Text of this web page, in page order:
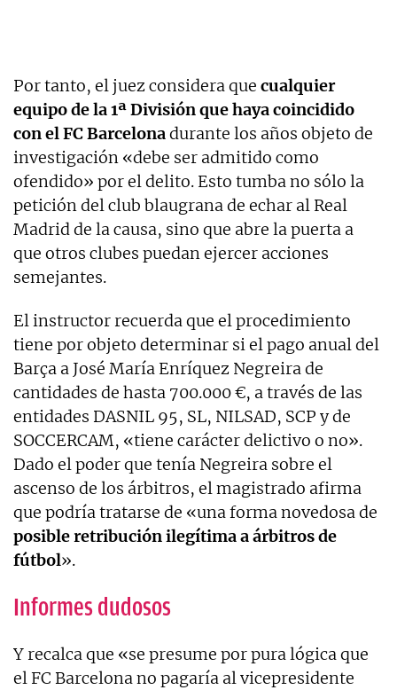
Por tanto, el juez considera que cualquier
equipo de la 1ª División que haya coincidido
con el FC Barcelonadurante los años objeto de
investigación «debe ser admitido como
ofendido» por el delito. Esto tumba no sólo la
petición del club blaugrana de echar al Real
Madrid de la causa, sino que abre la puerta a
que otros clubes puedan ejercer acciones
semejantes.
El instructor recuerda que el procedimiento
tiene por objeto determinar si el pago anual del
Barça a José María Enríquez Negreira de
cantidades de hasta 700.000 €, a través de las
entidades DASNIL 95, SL, NILSAD, SCP y de
SOCCERCAM, «tiene carácter delictivo o no».
Dado el poder que tenía Negreira sobre el
ascenso de los árbitros, el magistrado afirma
que podría tratarse de «una forma novedosa de
posible retribución ilegítima a árbitros de
fútbol».
Informes dudosos
Y recalca que «se presume por pura lógica que
el FC Barcelona no pagaría al vicepresidente